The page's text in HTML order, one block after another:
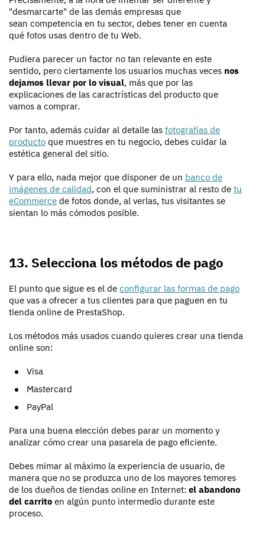
"desmarcarte" de las demás empresas que
sean competencia en tu sector, debes tener en cuenta
qué fotos usas dentro de tu Web.
Pudiera parecer un factor no tan relevante en este
sentido, pero ciertamente los usuarios muchas veces nos
dejamos llevar por lo visual, más que por las
explicaciones de las caractrísticas del producto que
vamos a comprar.
Por tanto, además cuidar al detalle las fotografías de
producto que muestres en tu negocio, debes cuidar la
estética general del sitio.
Y para ello, nada mejor que disponer de un banco de
imágenes de calidad, con el que suministrar al resto de tu
eCommerce de fotos donde, al verlas, tus visitantes se
sientan lo más cómodos posible.
13. Selecciona los métodos de pago
El punto que sigue es el de configurar las formas de pago
que vas a ofrecer a tus clientes para que paguen en tu
tienda online de PrestaShop.
Los métodos más usados cuando quieres crear una tienda
online son:
Visa
Mastercard
PayPal
Para una buena elección debes parar un momento y
analizar cómo crear una pasarela de pago eficiente.
Debes mimar al máximo la experiencia de usuario, de
manera que no se produzca uno de los mayores temores
de los dueños de tiendas online en Internet: el abandono
del carrito en algún punto intermedio durante este
proceso.